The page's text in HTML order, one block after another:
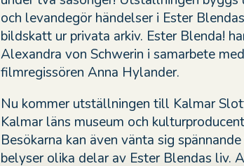
och levandegör händelser i Ester
bildskatt ur privata arkiv. Ester Blenda!
Alexandra von Schwerin i samarbete
filmregissören Anna Hylander.
Nu kommer utställningen till Kalmar
Kalmar läns museum och
Besökarna kan även vänta sig
belyser olika delar av Ester Blendas liv.